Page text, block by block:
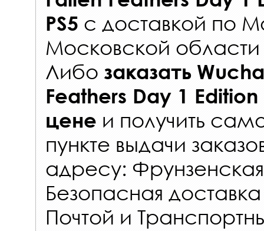
PS5 с доставкой по
Московской
Либо заказать
Feathers Day 1 Edition
цене и получить
пункте выдачи
адресу:
Безопасная
Почтой и